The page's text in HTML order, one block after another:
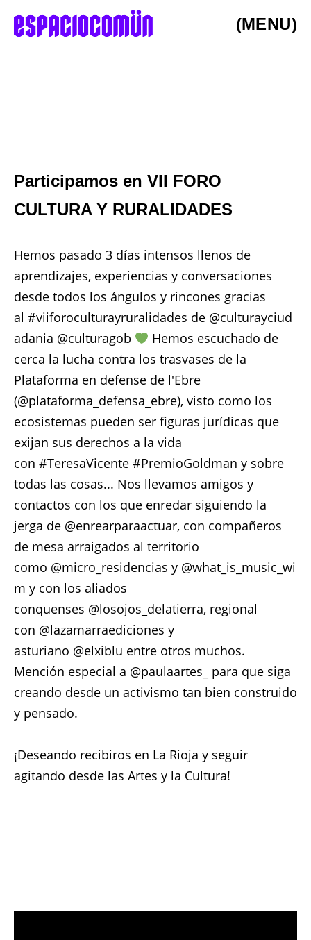
(MENU)
Participamos en VII FORO
CULTURA Y RURALIDADES
Hemos pasado 3 días intensos llenos de
aprendizajes, experiencias y conversaciones
desde todos los ángulos y rincones gracias
al #viiforoculturayruralidades de @culturayciud
adania @culturagob
Hemos escuchado de
cerca la lucha contra los trasvases de la
Plataforma en defense de l'Ebre
(@plataforma_defensa_ebre), visto como los
ecosistemas pueden ser figuras jurídicas que
exijan sus derechos a la vida
con #TeresaVicente #PremioGoldman y sobre
todas las cosas... Nos llevamos amigos y
contactos con los que enredar siguiendo la
jerga de @enrearparaactuar, con compañeros
de mesa arraigados al territorio
como @micro_residencias y @what_is_music_wi
m y con los aliados
conquenses @losojos_delatierra, regional
con @lazamarraediciones y
asturiano @elxiblu entre otros muchos.
Mención especial a @paulaartes_ para que siga
creando desde un activismo tan bien construido
y pensado.
¡Deseando recibiros en La Rioja y seguir
agitando desde las Artes y la Cultura!